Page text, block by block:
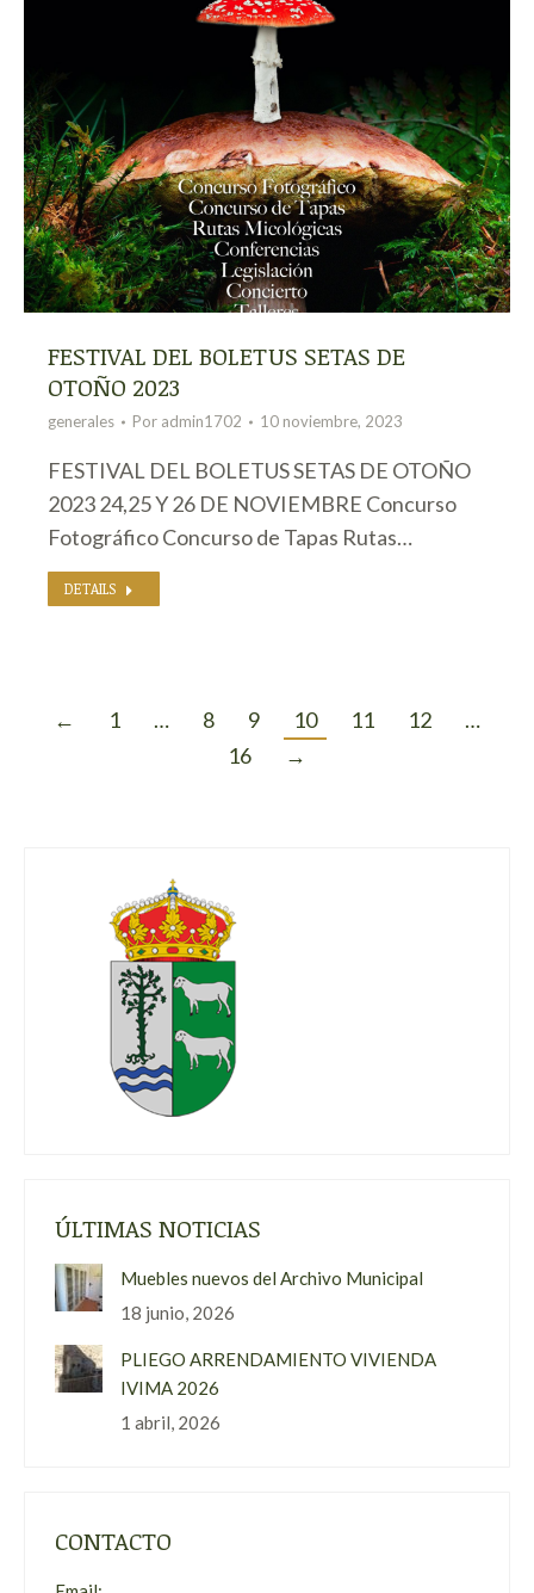
FESTIVAL DEL BOLETUS SETAS DE
OTOÑO 2023
generales Por admin1702 10 noviembre, 2023
FESTIVAL DEL BOLETUS SETAS DE OTOÑO
2023 24,25 Y 26 DE NOVIEMBRE Concurso
Fotográfico Concurso de Tapas Rutas…
DETAILS
← 1 … 8 9 10 11 12
…
16
→
ÚLTIMAS NOTICIAS
Muebles nuevos del Archivo Municipal
18 junio, 2026
PLIEGO ARRENDAMIENTO VIVIENDA
IVIMA 2026
1 abril, 2026
CONTACTO